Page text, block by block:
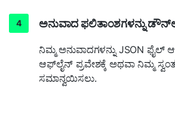
ಅನುವಾದ ಫಲಿತಾಂಶಗಳನ್ನು
ನಿಮ್ಮ ಅನುವಾದಗಳನ್ನು JSON
ಆಫ್‌ಲೈನ್ ಪ್ರವೇಶಕ್ಕೆ ಅಥವಾ ನಿಮ್ಮ
ಸಮಾನ್ವಯಿಸಲು.